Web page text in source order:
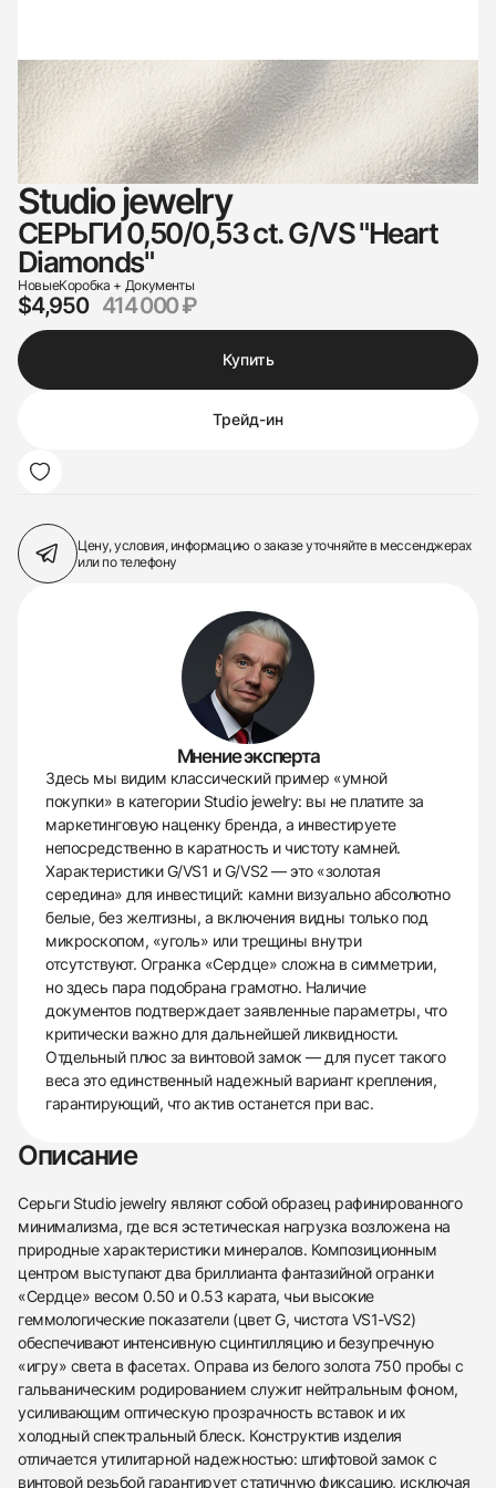
Studio jewelry
СЕРЬГИ 0,50/0,53 ct. G/VS "Heart
Diamonds"
НовыеКоробка + Документы
$4,950 414 000 ₽
Купить
Трейд-ин
Цену, условия, информацию о заказеуточняйте в мессенджерах
или по телефону
Мнение эксперта
Здесь мы видим классический пример «умной
покупки» в категории Studio jewelry: вы не платите за
маркетинговую наценку бренда, а инвестируете
непосредственно в каратность и чистоту камней.
Характеристики G/VS1 и G/VS2 — это «золотая
середина» для инвестиций: камни визуально абсолютно
белые, без желтизны, а включения видны только под
микроскопом, «уголь» или трещины внутри
отсутствуют. Огранка «Сердце» сложна в симметрии,
но здесь пара подобрана грамотно. Наличие
документов подтверждает заявленные параметры, что
критически важно для дальнейшей ликвидности.
Отдельный плюс за винтовой замок — для пусет такого
веса это единственный надежный вариант крепления,
гарантирующий, что актив останется при вас.
Описание
Серьги Studio jewelry являют собой образец рафинированного
минимализма, где вся эстетическая нагрузка возложена на
природные характеристики минералов. Композиционным
центром выступают два бриллианта фантазийной огранки
«Сердце» весом 0.50 и 0.53 карата, чьи высокие
геммологические показатели (цвет G, чистота VS1-VS2)
обеспечивают интенсивную сцинтилляцию и безупречную
«игру» света в фасетах. Оправа из белого золота 750 пробы с
гальваническим родированием служит нейтральным фоном,
усиливающим оптическую прозрачность вставок и их
холодный спектральный блеск. Конструктив изделия
отличается утилитарной надежностью: штифтовой замок с
винтовой резьбой гарантирует статичную фиксацию, исключая